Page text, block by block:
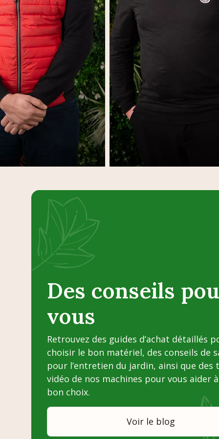
Des conseils
vous
Retrouvez des guides d’achat détaillés
choisir le bon matériel, des conseils de
pour l’entretien du jardin, ainsi que des
vidéo de nos machines pour vous aider
bon choix.
Voir le blog